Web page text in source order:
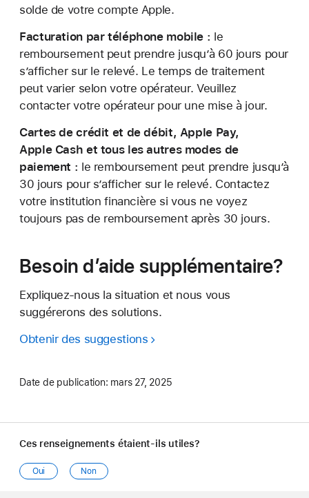
solde de votre compte Apple.
Facturation par téléphone mobile : le
remboursement peut prendre jusqu’à 60 jours pour
s’afficher sur le relevé. Le temps de traitement
peut varier selon votre opérateur. Veuillez
contacter votre opérateur pour une mise à jour.
Cartes de crédit et de débit, Apple Pay,
Apple Cash et tous les autres modes de
paiement : le remboursement peut prendre jusqu’à
30 jours pour s’afficher sur le relevé. Contactez
votre institution financière si vous ne voyez
toujours pas de remboursement après 30 jours.
Besoin d’aide supplémentaire?
Expliquez-nous la situation et nous vous
suggérerons des solutions.
Obtenir des suggestions
Date de publication: mars 27, 2025
Ces renseignements étaient-ils utiles?
Oui Non